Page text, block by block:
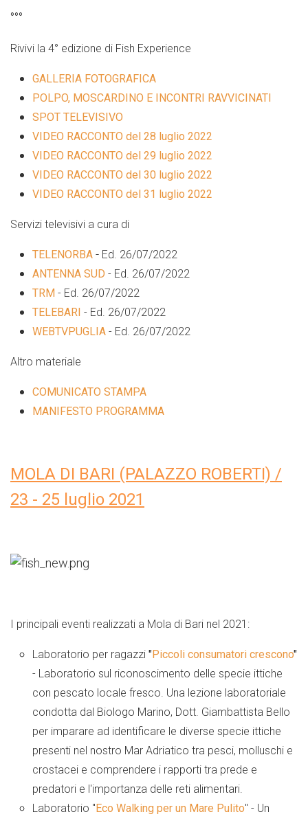
°°°
Rivivi la 4° edizione di Fish Experience
GALLERIA FOTOGRAFICA
POLPO, MOSCARDINO E INCONTRI RAVVICINATI
SPOT TELEVISIVO
VIDEO RACCONTO del 28 luglio 2022
VIDEO RACCONTO del 29 luglio 2022
VIDEO RACCONTO del 30 luglio 2022
VIDEO RACCONTO del 31 luglio 2022
Servizi televisivi a cura di
TELENORBA - Ed. 26/07/2022
ANTENNA SUD - Ed. 26/07/2022
TRM - Ed. 26/07/2022
TELEBARI - Ed. 26/07/2022
WEBTVPUGLIA - Ed. 26/07/2022
Altro materiale
COMUNICATO STAMPA
MANIFESTO PROGRAMMA
MOLA DI BARI (PALAZZO ROBERTI) /
23 - 25 luglio 2021
I principali eventi realizzati a Mola di Bari nel 2021:
Laboratorio per ragazzi "Piccoli consumatori crescono"
- Laboratorio sul riconoscimento delle specie ittiche
con pescato locale fresco. Una lezione laboratoriale
condotta dal Biologo Marino, Dott. Giambattista Bello
per imparare ad identificare le diverse specie ittiche
presenti nel nostro Mar Adriatico tra pesci, molluschi e
crostacei e comprendere i rapporti tra prede e
predatori e l'importanza delle reti alimentari.
Laboratorio "Eco Walking per un Mare Pulito" - Un